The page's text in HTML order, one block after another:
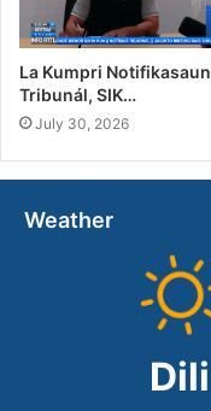
La Kumpri Notifikasaun
Tribunál, SIK…
July 30, 2026
Weather
Dili